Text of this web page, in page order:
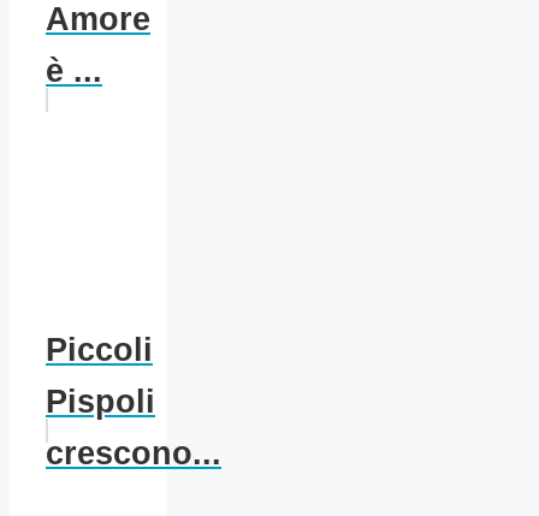
Amore
è ...
Piccoli
Pispoli
crescono...